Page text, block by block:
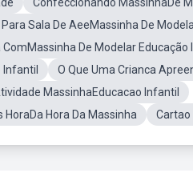
Sala De AeeMassinha De
ComMassinha De Modelar Educação
Infantil
O Que Uma Crianca
MassinhaEducacao Infantil
HoraDa Hora Da Massinha Cartao